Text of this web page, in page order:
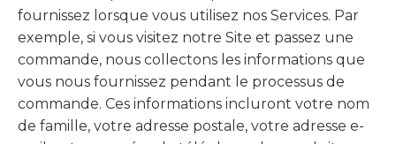
fournissez lorsque vous utilisez nos Services. Par
exemple, si vous visitez notre Site et passez une
commande, nous collectons les informations que
vous nous fournissez pendant le processus de
commande. Ces informations incluront votre nom
de famille, votre adresse postale, votre adresse e-